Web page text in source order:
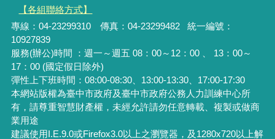
【各組聯絡方式】
專線：04-23299310 傳真：04-23299482 統一編號：
10927839
服務(辦公)時間 ：週一～週五 08：00～12：00 、 13：00～
17：00 (國定假日除外)
彈性上下班時間：08:00-08:30、13:00-13:30、17:00-17:30
本網站版權為臺中市政府及臺中市政府公務人力訓練中心所
有，請尊重智慧財產權，未經允許請勿任意轉載、複製或做商
業用途
建議使用I.E.9.0或Firefox3.0以上之瀏覽器，及1280x720以上解